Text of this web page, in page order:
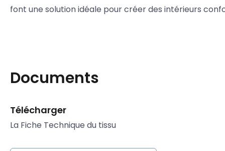
font une solution idéale pour créer des intérieurs
Documents
Télécharger
La Fiche Technique du tissu